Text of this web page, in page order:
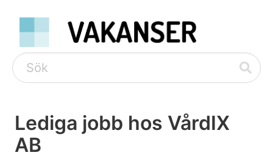
Lediga jobb hos VårdIX
AB